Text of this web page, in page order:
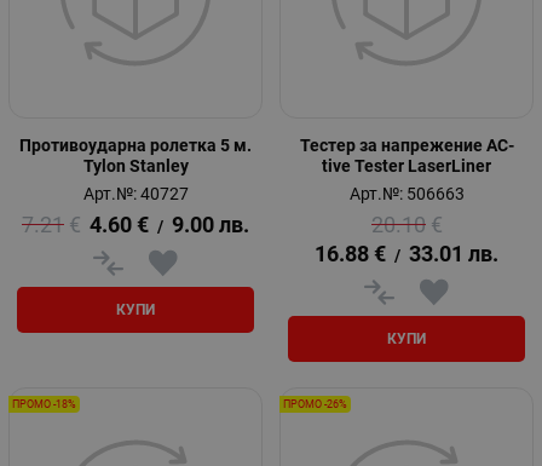
Противоударна ролетка 5 м.
Tylon Stanley
Арт.№: 40727
7.21 € 4.60 € / 9.00 лв.
КУПИ
Тестер за напрежение AC-
tive Tester LaserLiner
Арт.№: 506663
20.10 €
16.88 € / 33.01 лв.
КУПИ
ПРОМО -18% ПРОМО -26%